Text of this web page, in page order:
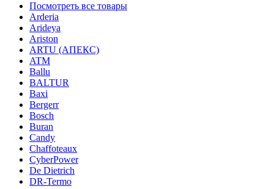
Посмотреть все товары
Arderia
Arideya
Ariston
ARTU (АПЕКС)
ATM
Ballu
BALTUR
Baxi
Bergerr
Bosch
Buran
Candy
Chaffoteaux
CyberPower
De Dietrich
DR-Termo